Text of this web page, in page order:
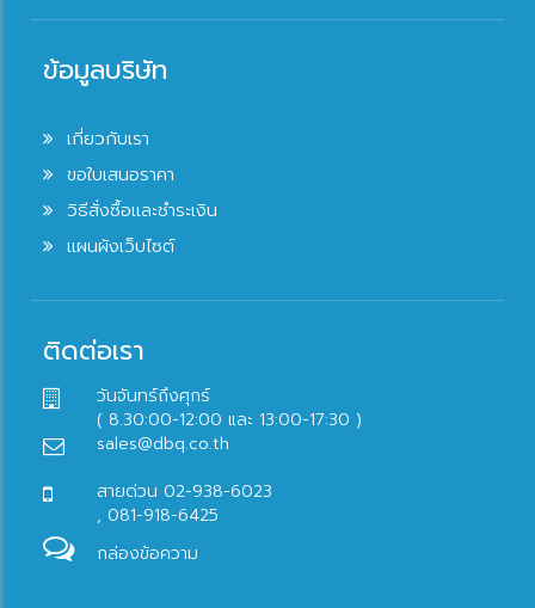
ข้อมูลบริษัท
เกี่ยวกับเรา
ขอใบเสนอราคา
วิธีสั่งซื้อและชำระเงิน
แผนผังเว็บไซต์
ติดต่อเรา
วันจันทร์ถึงศุกร์
( 8.30:00-12:00 และ 13:00-17:30 )
sales@dbq.co.th
สายด่วน 02-938-6023
, 081-918-6425
กล่องข้อความ